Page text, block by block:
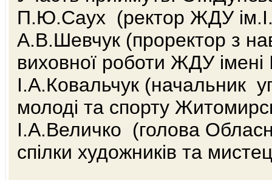
П.Ю.Саух (ректор ЖДУ
А.В.Шевчук (проректор з
виховної роботи ЖДУ
І.А.Ковальчук (начальник
молоді та спорту
І.А.Величко (голова
спілки художників та